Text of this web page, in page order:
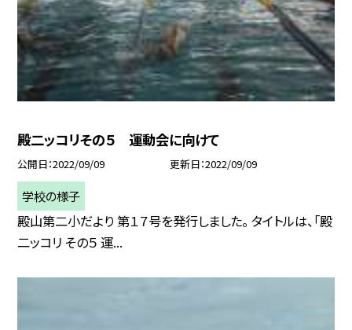
殿二ッコリその５ 運動会に向けて
公開日 2022/09/09 更新日 2022/09/09
学校の様子
殿山第二小だより 第１７号を発行しました。 タイトルは、「殿
二ッコリ その５ 運...